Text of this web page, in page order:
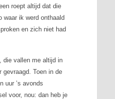
roept altijd dat die
waar ik werd onthaald
en zich niet had
die vallen me altijd in
gevraagd. Toen in de
uur ’s avonds
voor, nou: dan heb je